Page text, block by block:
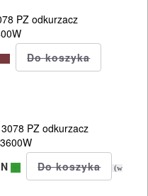
PZ odkurzacz
PZ odkurzacz
(w